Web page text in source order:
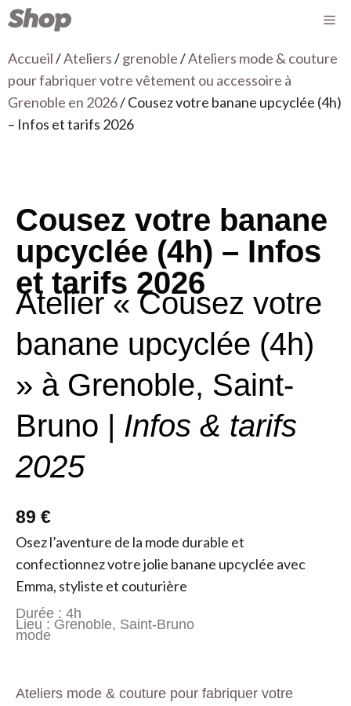
Accueil/Ateliers/grenoble/Ateliers mode & couture
pour fabriquer votre vêtement ou accessoire à
Grenoble en 2026/ Cousez votre banane upcyclée (4h)
– Infos et tarifs 2026
Cousez votre banane
upcyclée (4h) – Infos
et tarifs 2026
Atelier « Cousez votre
banane upcyclée (4h)
» à Grenoble, Saint-
Bruno | Infos & tarifs
2025
89 €
Osez l’aventure de la mode durable et
confectionnez votre jolie banane upcyclée avec
Emma, styliste et couturière
Durée : 4h
Lieu : Grenoble, Saint-Bruno
mode
Ateliers mode & couture pour fabriquer votre